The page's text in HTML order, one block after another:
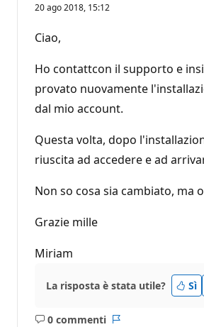
20 ago 2018, 15:12
Ciao,
Ho contattcon il supporto e
provato nuovamente
dal mio account.
Questa volta, dopo
riuscita ad accedere e ad
Non so cosa sia cambiato, ma
Grazie mille
Miriam
La risposta è stata utile? Sì
0 commenti